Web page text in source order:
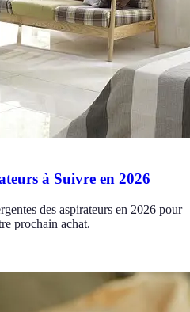
à Suivre en 2026
des aspirateurs en 2026 pour
prochain achat.